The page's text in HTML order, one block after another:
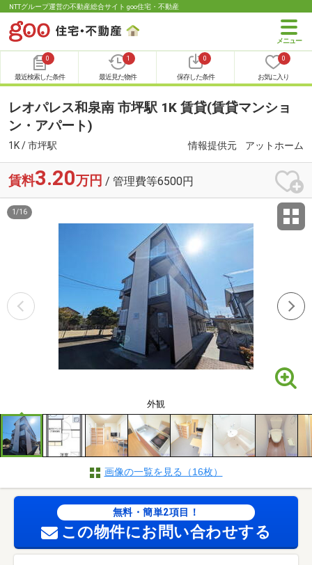
NTTグループ運営の不動産総合サイト goo住宅・不動産
0
最近検索した条件
1
最近見た物件
0
保存した条件
0
お気に入り
レオパレス和泉南 市坪駅 1K 賃貸(賃貸マンショ
ン・アパート)
1K / 市坪駅 情報提供元 アットホーム
賃料3.20万円 / 管理費等6500円
外観
1 /16
画像の一覧を見る（16枚）
無料・簡単2項目！
この物件にお問い合わせする